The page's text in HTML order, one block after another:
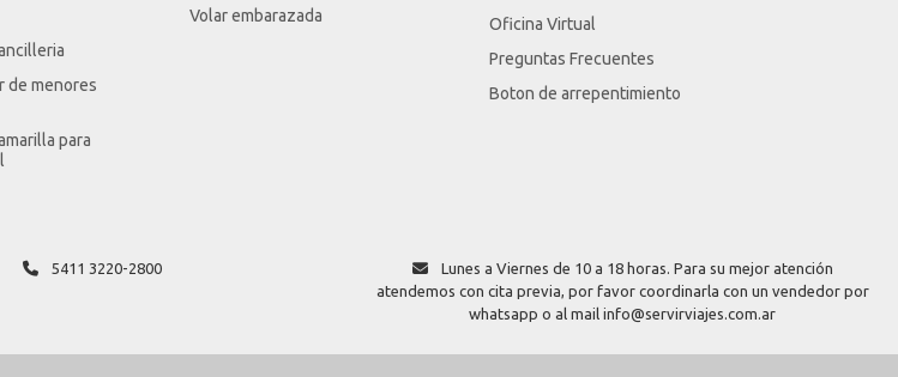
de menores
para
Volar embarazada
Oficina Virtual
Preguntas Frecuentes
Boton de arrepentimiento
5411 3220-2800
Lunes a Viernes de 10 a 18 horas. Para su mejor atención
atendemos con cita previa, por favor coordinarla con un vendedor por
whatsapp o al mail info@servirviajes.com.ar